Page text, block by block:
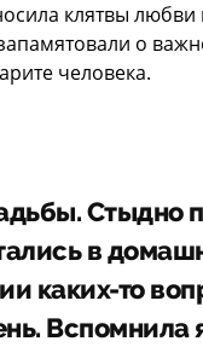
клятвы любви
о
человека.
Стыдно
в
каких-то
Вспомнила